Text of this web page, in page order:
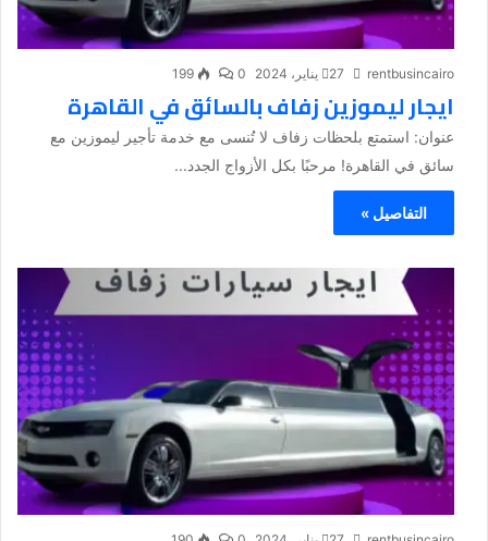
rentbusincairo 27 يناير، 2024 0
199
ايجار ليموزين زفاف بالسائق في القاهرة
عنوان: استمتع بلحظات زفاف لا تُنسى مع خدمة تأجير ليموزين مع
سائق في القاهرة! مرحبًا بكل الأزواج الجدد...
التفاصيل »